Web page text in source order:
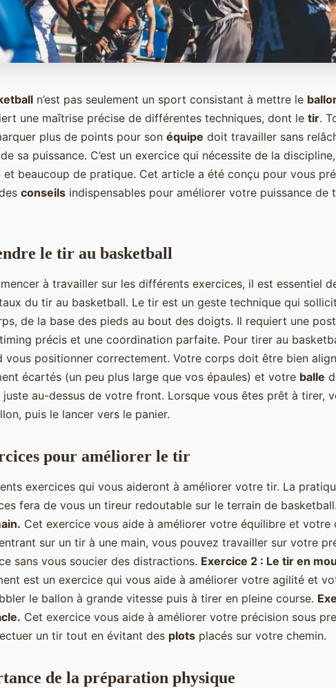
n’est pas seulement un sport consistant à mettre le
une maîtrise précise de différentes techniques, dont le tir.
plus de points pour son équipe doit travailler sans
sa puissance. C’est un exercice qui nécessite de la
beaucoup de pratique. Cet article a été conçu pour vous
conseils indispensables pour améliorer votre puissance de
le tir au basketball
à travailler sur les différents exercices, il est essentiel
du tir au basketball. Le tir est un geste technique qui
de la base des pieds au bout des doigts. Il requiert une
précis et une coordination parfaite. Pour tirer au
vous positionner correctement. Votre corps doit être bien
écartés (un peu plus large que vos épaules) et votre balle
juste au-dessus de votre front. Lorsque vous êtes prêt à tirer,
puis le lancer vers le panier.
pour améliorer le tir
exercices qui vous aideront à améliorer votre tir. La
fera de vous un tireur redoutable sur le terrain de basketball.
Cet exercice vous aide à améliorer votre équilibre et votre
sur un tir à une main, vous pouvez travailler sur votre
sans vous soucier des distractions. Exercice 2 : Le tir en
est un exercice qui vous aide à améliorer votre agilité et
le ballon à grande vitesse puis à tirer en pleine course.
Cet exercice vous aide à améliorer votre précision sous
un tir tout en évitant des plots placés sur votre chemin.
de la préparation physique